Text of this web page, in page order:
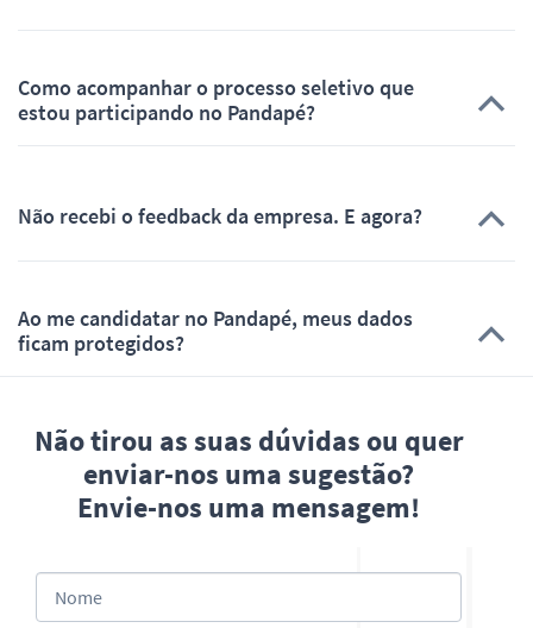
Como acompanhar o processo seletivo que
estou participando no Pandapé?
Não recebi o feedback da empresa. E agora?
Ao me candidatar no Pandapé, meus dados
ficam protegidos?
Não tirou as suas dúvidas ou quer
enviar-nos uma sugestão?
Envie-nos uma mensagem!
Nome